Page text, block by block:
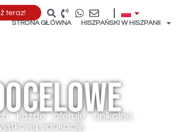
teraz!
STRONA GŁÓWNA HISZPAŃSKI W HISZPANII
każde oferuje unikalne
edukację.